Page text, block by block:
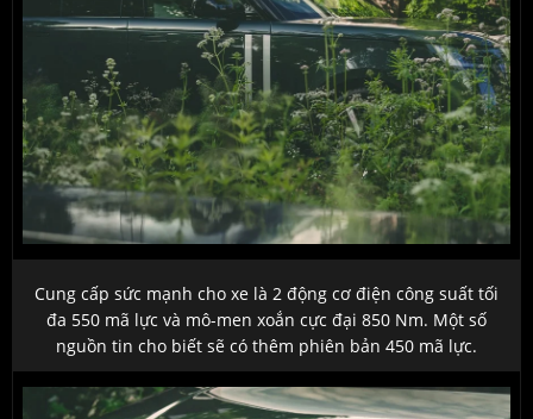
Cung cấp sức mạnh cho xe là 2 động cơ điện công suất tối
đa 550 mã lực và mô-men xoắn cực đại 850 Nm. Một số
nguồn tin cho biết sẽ có thêm phiên bản 450 mã lực.